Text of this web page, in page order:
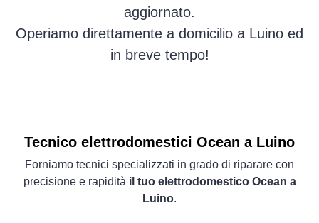
aggiornato.
Operiamo direttamente a domicilio a Luino ed
in breve tempo!
Tecnico elettrodomestici Ocean a Luino
Forniamo tecnici specializzati in grado di riparare con
precisione e rapidità il tuo elettrodomestico Ocean a
Luino.